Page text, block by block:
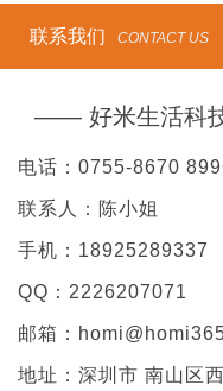
联系我们 CONTACT US
—— 好米生活
电话：0755-8670
联系人：陈小姐
手机：18925289337
QQ：2226207071
邮箱：
地址：深圳市 南山区